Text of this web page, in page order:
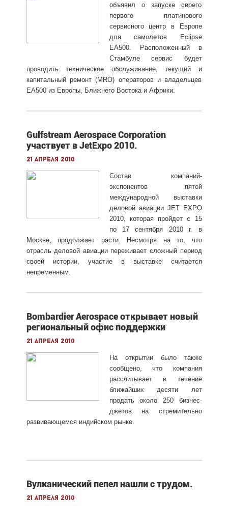
объявил о запуске своего
первого платинового
сервисного центр в Европе
для самолетов Eclipse
EA500. Расположенный в
Стамбуле сервис будет
проводить техническое обслуживание, текущий и
капитальный ремонт (MRO) операторов и владельцев
EA500 из Европы, Ближнего Востока и Африки.
Gulfstream Aerospace Corporation
участвует в JetExpo 2010.
21 апреля 2010
Состав компаний-
экспонентов пятой
международной выставки
деловой авиации JET EXPO
2010, которая пройдет с 15
по 17 сентября 2010 г. в
Москве, продолжает расти.
Несмотря на то, что
отрасль деловой авиации переживает сложный период
своей истории, участие в выставке считается
непременным.
Bombardier Aerospace открывает новый
региональный офис поддержки
21 апреля 2010
На открытии было также
сообщено, что компания
рассчитывает в течение
ближайших десяти лет
продать около 250 бизнес-
джетов на стремительно
развивающемся индийском рынке.
Вулканический пепел нашли с трудом.
21 апреля 2010